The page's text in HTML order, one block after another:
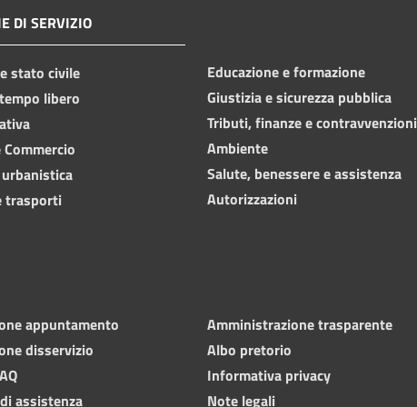
DI SERVIZIO
stato civile
libero
trasporti
Educazione e formazione
Giustizia e sicurezza pubblica
Tributi, finanze e contravvenzioni
Ambiente
Salute, benessere e assistenza
Autorizzazioni
appuntamento
disservizio
assistenza
Amministrazione trasparente
Albo pretorio
Informativa privacy
Note legali